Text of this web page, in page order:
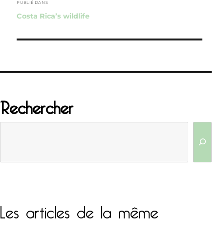
de
l’article
PUBLIÉ DANS
Costa Rica’s wildlife
Rechercher
Les articles de la même